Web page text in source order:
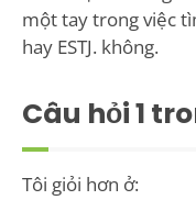
một tay trong việc
hay ESTJ. không.
Câu hỏi1
Tôi giỏi hơn ở: